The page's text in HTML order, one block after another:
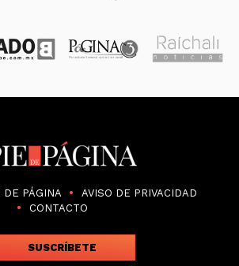
DE PÁGINA
AVISO DE PRIVACIDAD
CONTACTO
SUSCRÍBETE